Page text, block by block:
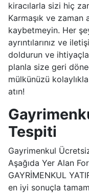
kiracılarla sizi hiç
Karmaşık ve zaman
kaybetmeyin. Her
ayrıntılarınız ve
doldurun ve
planla size geri
mülkünüzü
atın!
Tespiti
Gayrimenkul
Aşağıda Yer Alan
GAYRİMENKUL
en iyi sonuçla